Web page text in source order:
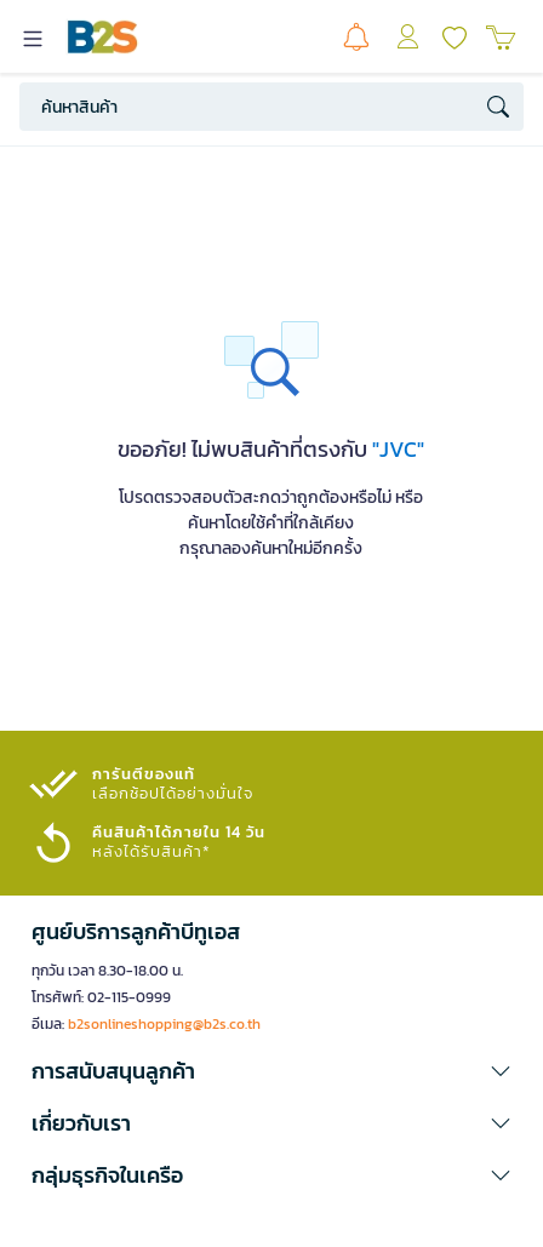
ขออภัย! ไม่พบสินค้าที่ตรงกับ"JVC"
โปรดตรวจสอบตัวสะกดว่าถูกต้องหรือไม่ หรือ
ค้นหาโดยใช้คำที่ใกล้เคียง
กรุณาลองค้นหาใหม่อีกครั้ง
การันตีของแท้
เลือกช้อปได้อย่างมั่นใจ​
คืนสินค้าได้ภายใน 14 วัน
หลังได้รับสินค้า*
ศูนย์บริการลูกค้าบีทูเอส
ทุกวัน เวลา 8.30-18.00 น.
โทรศัพท์: 02-115-0999
อีเมล:b2sonlineshopping@b2s.co.th
การสนับสนุนลูกค้า
เกี่ยวกับเรา
กลุ่มธุรกิจในเครือ